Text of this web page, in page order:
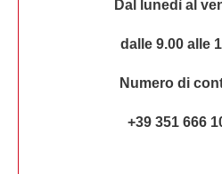
Dal lunedì al
dalle 9.00 alle
Numero di
+39 351 666